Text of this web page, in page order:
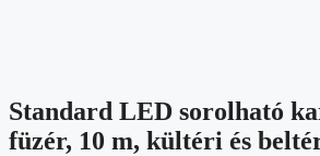
Standard LED sorolható
füzér, 10 m, kültéri és